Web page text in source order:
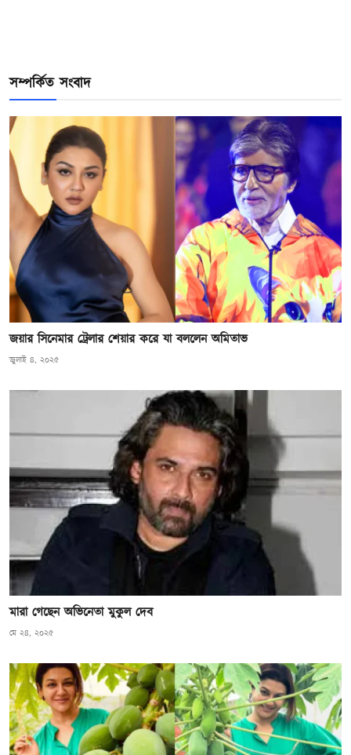
সম্পর্কিত সংবাদ
জয়ার সিনেমার ট্রেলার শেয়ার করে যা বললেন অমিতাভ
জুলাই ৪, ২০২৫
মারা গেছেন অভিনেতা মুকুল দেব
মে ২৪, ২০২৫